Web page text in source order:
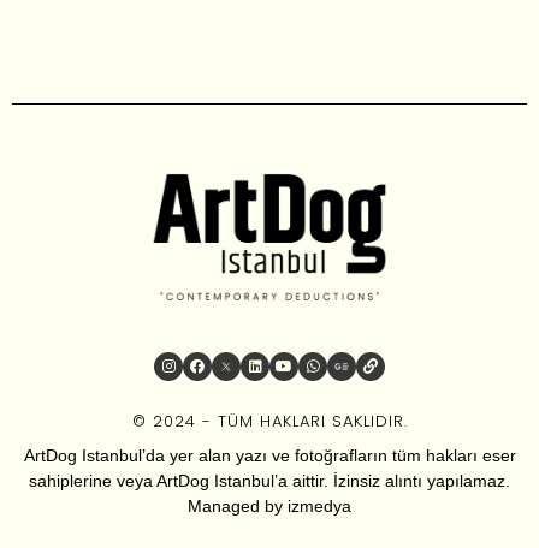
© 2024 - TÜM HAKLARI SAKLIDIR.
ArtDog Istanbul’da yer alan yazı ve fotoğrafların tüm hakları eser
sahiplerine veya ArtDog Istanbul’a aittir. İzinsiz alıntı yapılamaz.
Managed by izmedya